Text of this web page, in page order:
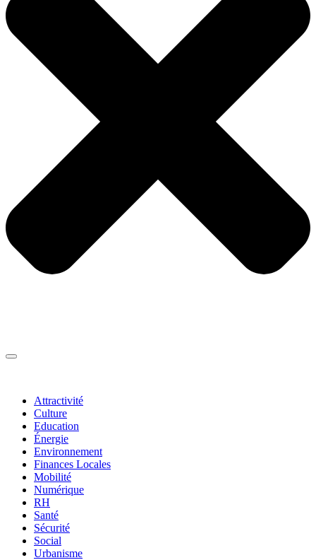
Attractivité
Culture
Education
Énergie
Environnement
Finances Locales
Mobilité
Numérique
RH
Santé
Sécurité
Social
Urbanisme